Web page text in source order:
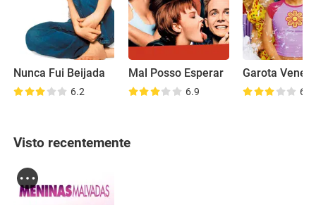
Nunca Fui Beijada
6.2
Mal Posso Esperar
6.9
Garota
6.4
Visto recentemente